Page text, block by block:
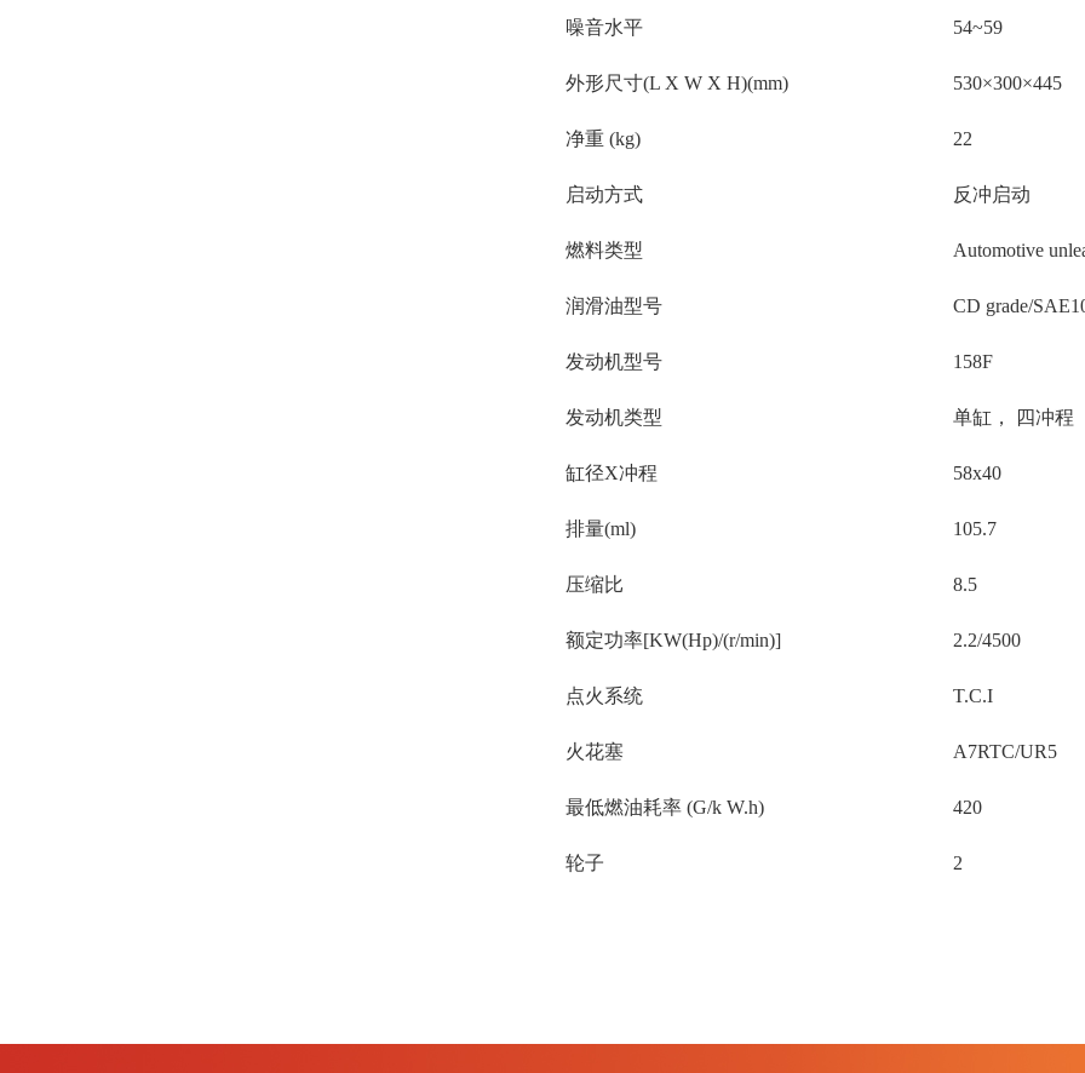
噪音水平 54~59
外形尺寸(L X W X H)(mm) 530×300×445
净重 (kg) 22
启动方式 反冲启动
燃料类型 Automotive
润滑油型号 CD grade/
发动机型号 158F
发动机类型 单缸， 四冲程
缸径X冲程 58x40
排量(ml) 105.7
压缩比 8.5
额定功率[KW(Hp)/(r/min)] 2.2/4500
点火系统 T.C.I
火花塞 A7RTC/UR5
最低燃油耗率 (G/k W.h) 420
轮子 2